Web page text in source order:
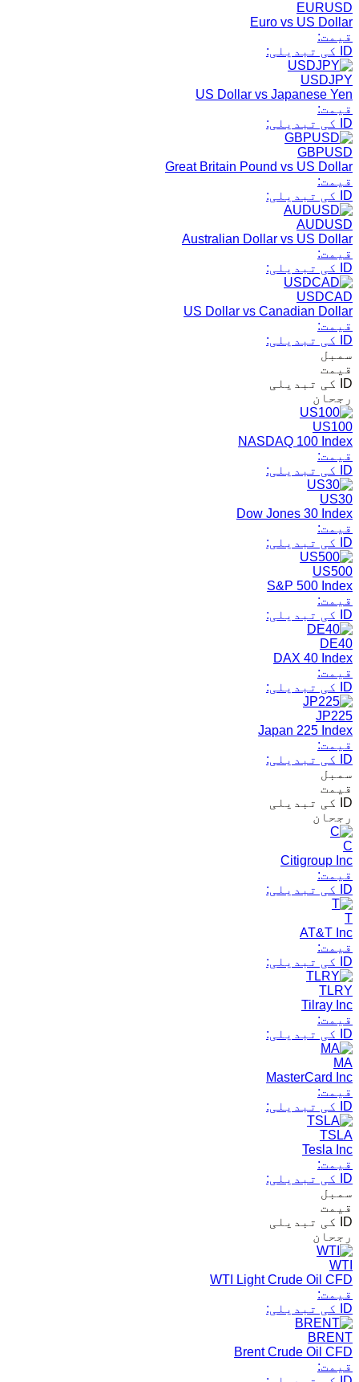
EURUSD
Euro vs US Dollar
قیمت:
ID کی تبدیلی:
USDJPY
US Dollar vs Japanese Yen
قیمت:
ID کی تبدیلی:
GBPUSD
Great Britain Pound vs US Dollar
قیمت:
ID کی تبدیلی:
AUDUSD
Australian Dollar vs US Dollar
قیمت:
ID کی تبدیلی:
USDCAD
US Dollar vs Canadian Dollar
قیمت:
ID کی تبدیلی:
سمبل
قیمت
ID کی تبدیلی
رجحان
US100
NASDAQ 100 Index
قیمت:
ID کی تبدیلی:
US30
Dow Jones 30 Index
قیمت:
ID کی تبدیلی:
US500
S&P 500 Index
قیمت:
ID کی تبدیلی:
DE40
DAX 40 Index
قیمت:
ID کی تبدیلی:
JP225
Japan 225 Index
قیمت:
ID کی تبدیلی:
سمبل
قیمت
ID کی تبدیلی
رجحان
C
Citigroup Inc
قیمت:
ID کی تبدیلی:
T
AT&T Inc
قیمت:
ID کی تبدیلی:
TLRY
Tilray Inc
قیمت:
ID کی تبدیلی:
MA
MasterCard Inc
قیمت:
ID کی تبدیلی:
TSLA
Tesla Inc
قیمت:
ID کی تبدیلی:
سمبل
قیمت
ID کی تبدیلی
رجحان
WTI
WTI Light Crude Oil CFD
قیمت:
ID کی تبدیلی:
BRENT
Brent Crude Oil CFD
قیمت: